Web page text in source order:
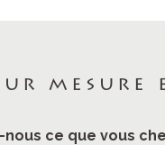
mesure
nous ce que vous